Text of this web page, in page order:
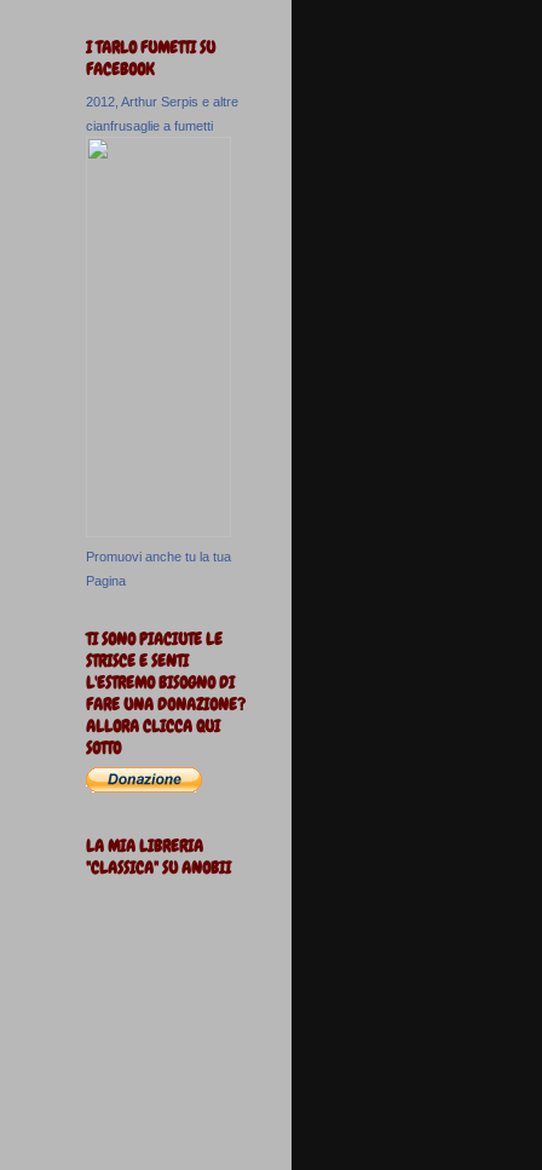
I TARLO FUMETTI SU
FACEBOOK
2012, Arthur Serpis e altre
cianfrusaglie a fumetti
Promuovi anche tu la tua
Pagina
TI SONO PIACIUTE LE
STRISCE E SENTI
L'ESTREMO BISOGNO DI
FARE UNA DONAZIONE?
ALLORA CLICCA QUI
SOTTO
LA MIA LIBRERIA
"CLASSICA" SU ANOBII